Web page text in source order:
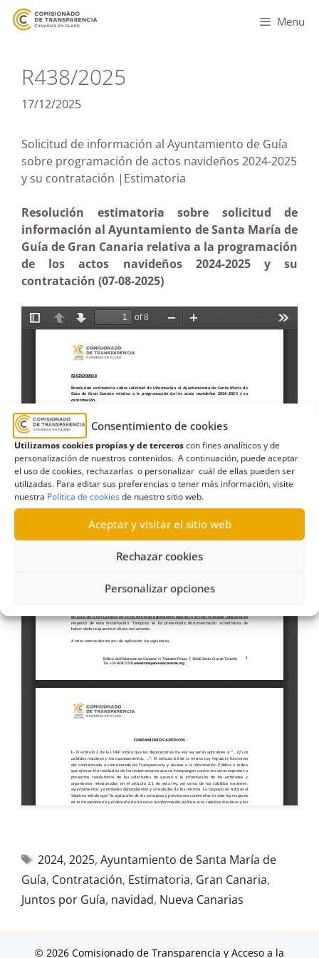
Consentimiento de cookies
Utilizamos cookies propias y de terceroscon fines analíticos y de
personalización de nuestros contenidos. A continuación, puede aceptar
el uso de cookies, rechazarlas o personalizar cuál de ellas pueden ser
utilizadas. Para editar sus preferencias o tener más información, visite
nuestra Política de cookiesde nuestro sitio web.
Aceptar y visitar el sitio web
Rechazar cookies
Personalizar opciones
Menu
R438/2025
17/12/2025
Solicitud de información al Ayuntamiento de Guía
sobre programación de actos navideños 2024-2025
y su contratación |Estimatoria
Resolución estimatoria sobre solicitud de
información al Ayuntamiento de Santa María de
Guía de Gran Canaria relativa a la programación
de los actos navideños 2024-2025 y su
contratación (07-08-2025)
2024, 2025, Ayuntamiento de Santa María de
Guía, Contratación, Estimatoria, Gran Canaria,
Juntos por Guía, navidad, Nueva Canarias
© 2026 Comisionado de Transparencia y Acceso a la